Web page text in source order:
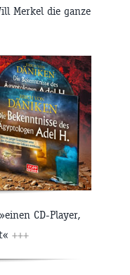
Merkel die ganze
CD-Player,
+++